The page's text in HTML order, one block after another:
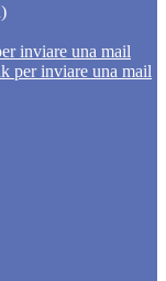
inviare una mail
per inviare una mail